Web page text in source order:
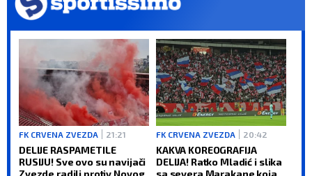
FK CRVENA ZVEZDA 21:21
DELIJE RASPAMETILE
RUSIJU! Sve ovo su navijači
Zvezde radili protiv Novog
FK CRVENA ZVEZDA 20:42
KAKVA KOREOGRAFIJA
DELIJA! Ratko Mladić i slika
sa severa Marakane koja